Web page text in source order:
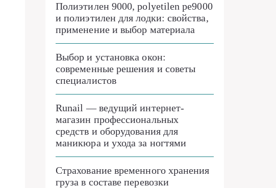
Полиэтилен 9000, polyetilen pe9000
и полиэтилен для лодки: свойства,
применение и выбор материала
Выбор и установка окон:
современные решения и советы
специалистов
Runail — ведущий интернет-
магазин профессиональных
средств и оборудования для
маникюра и ухода за ногтями
Страхование временного хранения
груза в составе перевозки